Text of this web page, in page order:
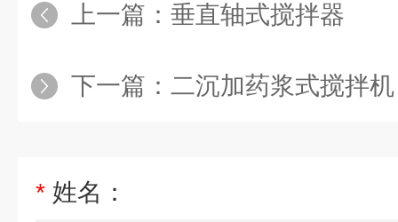
上一篇： 垂直轴式搅拌器
下一篇： 二沉加药浆式搅拌机
* 姓名：